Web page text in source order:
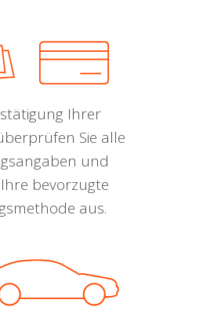
Ihrer
Sie alle
und
bevorzugte
aus.